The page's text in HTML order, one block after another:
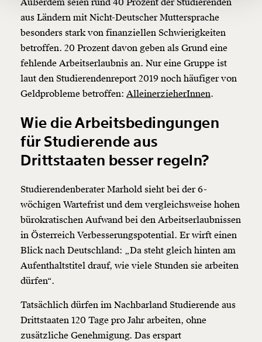
Ich möchte meine Spende verschenken.
Du erhältst eine E-Mail mit deiner
Geschenkurkunde im PDF-Format, welche Du
ausdrucken oder weiterleiten und verschenken
kannst.
1/3
Außerdem seien rund 40 Prozent der Studierenden
aus Ländern mit Nicht-Deutscher Muttersprache
besonders stark von finanziellen Schwierigkeiten
betroffen. 20 Prozent davon geben als Grund eine
fehlende Arbeitserlaubnis an. Nur eine Gruppe ist
laut den Studierendenreport 2019 noch häufiger von
Geldprobleme betroffen: AlleinerzieherInnen.
Wie die Arbeitsbedingungen
für Studierende aus
Drittstaaten besser regeln?
Studierendenberater Marhold sieht bei der 6-
wöchigen Wartefrist und dem vergleichsweise hohen
bürokratischen Aufwand bei den Arbeitserlaubnissen
in Österreich Verbesserungspotential. Er wirft einen
Blick nach Deutschland: „Da steht gleich hinten am
Aufenthaltstitel drauf, wie viele Stunden sie arbeiten
dürfen“.
Tatsächlich dürfen im Nachbarland Studierende aus
Drittstaaten 120 Tage pro Jahr arbeiten, ohne
zusätzliche Genehmigung. Das erspart